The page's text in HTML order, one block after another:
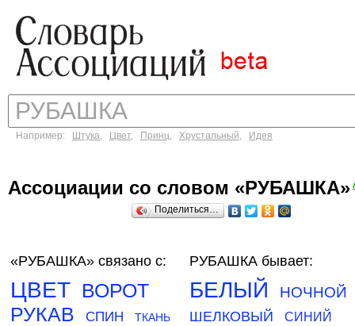
Например: Штука, Цвет, Принц, Хрустальный, Идея
Ассоциации со словом «РУБАШКА»
Поделиться…
«РУБАШКА» связано с:
ЦВЕТ ВОРОТ
РУКАВ
СПИН ТКАНЬ
РУБАШКА бывает:
БЕЛЫЙ НОЧНОЙ
ШЕЛКОВЫЙ
СИНИЙ